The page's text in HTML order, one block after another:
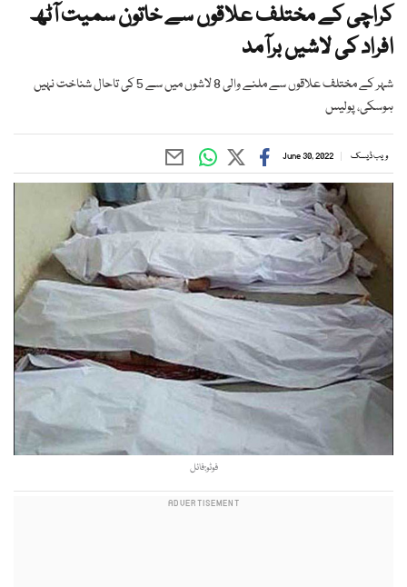
کراچی کے مختلف علاقوں سے خاتون سمیت آٹھ
افراد کی لاشیں برآمد
شہر کے مختلف علاقوں سے ملنے والی 8 لاشوں میں سے 5 کی تاحال شناخت نہیں
ہوسکی، پولیس
ویب ڈیسک June 30, 2022
فوٹو:فائل